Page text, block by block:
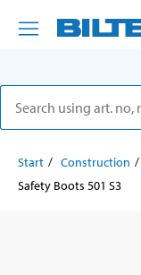
Start Construction
Safety Boots 501 S3